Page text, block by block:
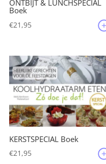
ONTBIJT & LUNCHSPECIAL
Boek
€21,95
KERSTSPECIAL Boek
€21,95